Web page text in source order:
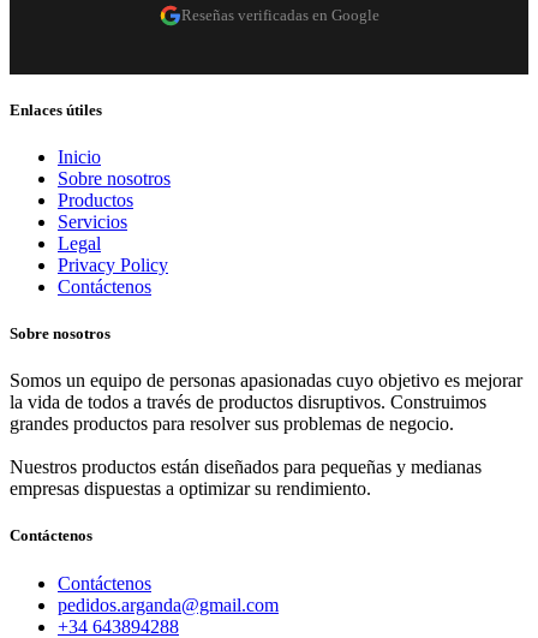
Reseñas verificadas en Google
Enlaces útiles
Inicio
Sobre nosotros
Productos
Servicios
Legal
Privacy Policy
Contáctenos
Sobre nosotros
Somos un equipo de personas apasionadas cuyo objetivo es mejorar
la vida de todos a través de productos disruptivos. Construimos
grandes productos para resolver sus problemas de negocio.
Nuestros productos están diseñados para pequeñas y medianas
empresas dispuestas a optimizar su rendimiento.
Contáctenos
Contáctenos
pedidos.arganda@gmail.com
+34 643894288